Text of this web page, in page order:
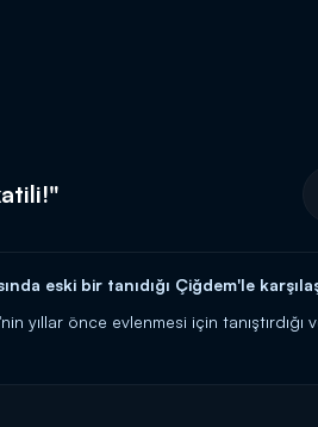
eski bir tanıdığı Çiğdem'le
yıllar önce evlenmesi için
Mehmet Ali "Bunlar ailecek müzik